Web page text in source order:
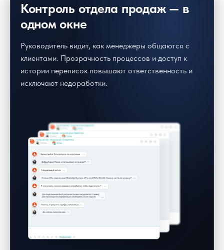
Контроль отдела продаж — в
одном окне
Руководитель видит, как менеджеры общаются с
клиентами. Прозрачность процессов и доступ к
истории переписок повышают ответственность и
исключают недоработки.